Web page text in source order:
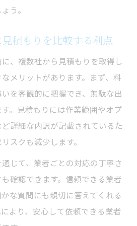
う。
積もりを比較する利点
、複数社から見積もりを取得し
メリットがあります。まず、料
を客観的に把握でき、無駄な出
。見積もりには作業範囲やオプ
詳細な内訳が記載されているた
スクも減少します。
じて、業者ごとの対応の丁寧さ
確認できます。信頼できる業者
な質問にも親切に答えてくれる
より、安心して依頼できる業者